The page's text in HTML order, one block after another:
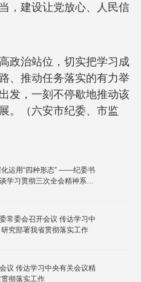
，建设让党放心、人民信
政治站位，切实把学习成
、推动任务落实的有力举
发，一刻不停歇地推动该
。（六安市纪委、市监
化运用“四种形态” ——纪委书
学习贯彻三次全会精神系列
常委会召开会议 传达学习中
究部署我省贯彻落实工作
议 传达学习中央有关会议精
彻落实工作